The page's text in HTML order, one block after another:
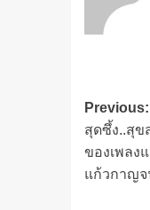
Previous:
สุดซึ้ง..สุข
ของเพลง
แก้วกาญจ